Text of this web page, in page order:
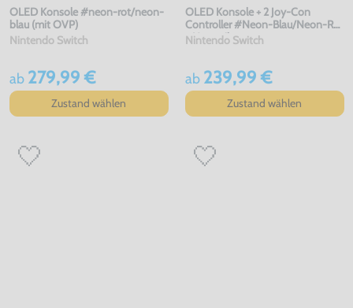
OLED Konsole #neon-rot/neon-
blau (mit OVP)
Nintendo Switch
ab 279,99 €
Zustand wählen
OLED Konsole + 2 Joy-Con
Controller #Neon-Blau/Neon-Rot
+ Netzteil
Nintendo Switch
ab 239,99 €
Zustand wählen